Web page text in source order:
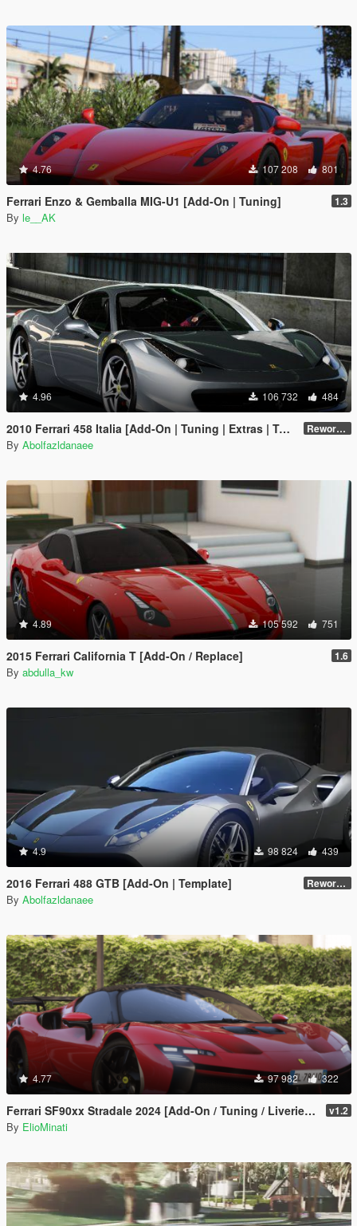
4.76 107 208 801
Ferrari Enzo & Gemballa MIG-U1 [Add-On | Tuning] 1.3
By le__AK
4.96 106 732 484
2010 Ferrari 458 Italia [Add-On | Tuning | Extras | Template] Reworked 2.0
By Abolfazldanaee
4.89 105 592 751
2015 Ferrari California T [Add-On / Replace] 1.6
By abdulla_kw
4.9 98 824 439
2016 Ferrari 488 GTB [Add-On | Template] Reworked 2.0
By Abolfazldanaee
4.77 97 982 322
Ferrari SF90xx Stradale 2024 [Add-On / Tuning / Liveries / LODS / Template /FiveM / Replace] v1.2
By ElioMinati